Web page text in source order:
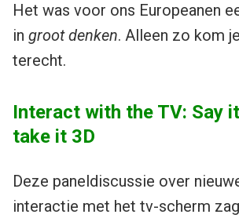
Het was voor ons Europeanen
in groot denken. Alleen zo kom
terecht.
Interact with the TV: Say
take it 3D
Deze paneldiscussie over
interactie met het tv-scherm